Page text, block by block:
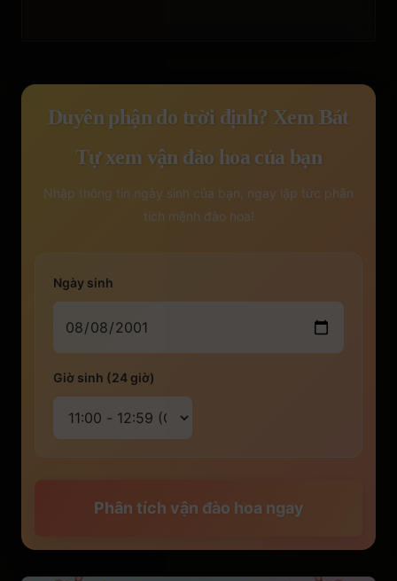
Duyên phận do trời định? Xem Bát
Tự xem vận đào hoa của bạn
Nhập thông tin ngày sinh của bạn, ngay lập tức phân
tích mệnh đào hoa!
Ngày sinh
Giờ sinh (24 giờ)
Phân tích vận đào hoa ngay